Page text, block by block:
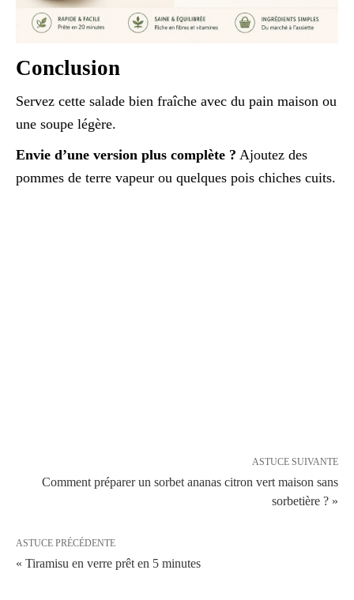
Conclusion
Servez cette salade bien fraîche avec du pain maison ou
une soupe légère.
Envie d’une version plus complète ? Ajoutez des
pommes de terre vapeur ou quelques pois chiches cuits.
ASTUCE SUIVANTE
Comment préparer un sorbet ananas citron vert maison sans
sorbetière ? »
ASTUCE PRÉCÉDENTE
« Tiramisu en verre prêt en 5 minutes